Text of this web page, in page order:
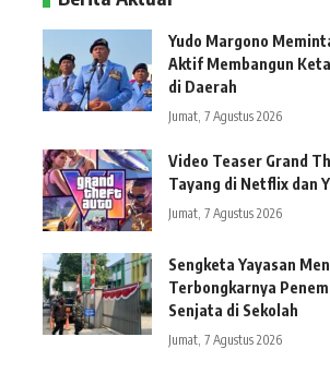
Yudo Margono
Aktif Membangun
di Daerah
Jumat, 7 Agustus 2026
Video Teaser Grand
Tayang di Netflix dan
Jumat, 7 Agustus 2026
Sengketa Yayasan
Terbongkarnya
Senjata di Sekolah
Jumat, 7 Agustus 2026